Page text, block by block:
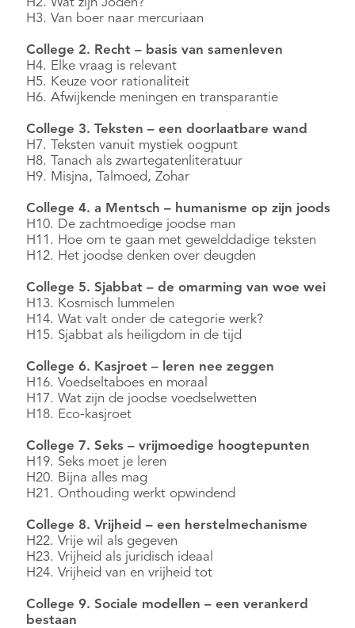
H3. Van boer naar mercuriaan
College 2. Recht – basis van samenleven
H4. Elke vraag is relevant
H5. Keuze voor rationaliteit
H6. Afwijkende meningen en transparantie
College 3. Teksten – een doorlaatbare wand
H7. Teksten vanuit mystiek oogpunt
H8. Tanach als zwartegatenliteratuur
H9. Misjna, Talmoed, Zohar
College 4. a Mentsch – humanisme op zijn joods
H10. De zachtmoedige joodse man
H11. Hoe om te gaan met gewelddadige teksten
H12. Het joodse denken over deugden
College 5. Sjabbat – de omarming van woe wei
H13. Kosmisch lummelen
H14. Wat valt onder de categorie werk?
H15. Sjabbat als heiligdom in de tijd
College 6. Kasjroet – leren nee zeggen
H16. Voedseltaboes en moraal
H17. Wat zijn de joodse voedselwetten
H18. Eco-kasjroet
College 7. Seks – vrijmoedige hoogtepunten
H19. Seks moet je leren
H20. Bijna alles mag
H21. Onthouding werkt opwindend
College 8. Vrijheid – een herstelmechanisme
H22. Vrije wil als gegeven
H23. Vrijheid als juridisch ideaal
H24. Vrijheid van en vrijheid tot
College 9. Sociale modellen – een verankerd
bestaan